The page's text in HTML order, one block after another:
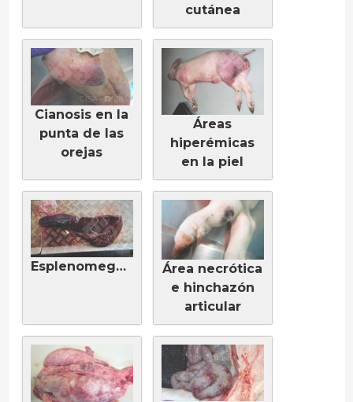
cutánea
Cianosis en la
punta de las
orejas
Áreas
hiperémicas
en la piel
Esplenomegalia
Área necrótica
e hinchazón
articular